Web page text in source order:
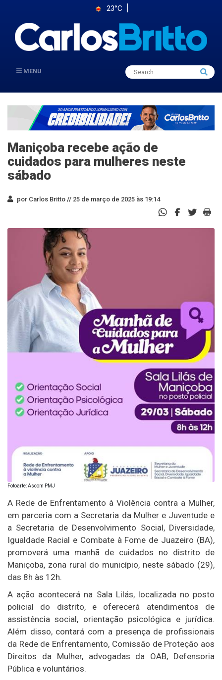
23°C
MENU
Search
for:
Search
Maniçoba recebe ação de
cuidados para mulheres neste
sábado
por Carlos Britto // 25 de março de 2025 às 19:14
Fotoarte: Ascom PMJ
A Rede de Enfrentamento à Violência contra a Mulher,
em parceria com a Secretaria da Mulher e Juventude e
a Secretaria de Desenvolvimento Social, Diversidade,
Igualdade Racial e Combate à Fome de Juazeiro (BA),
promoverá uma manhã de cuidados no distrito de
Maniçoba, zona rural do município, neste sábado (29),
das 8h às 12h.
A ação acontecerá na Sala Lilás, localizada no posto
policial do distrito, e oferecerá atendimentos de
assistência social, orientação psicológica e jurídica.
Além disso, contará com a presença de profissionais
da Rede de Enfrentamento, Comissão de Proteção aos
Direitos da Mulher, advogadas da OAB, Defensoria
Pública e voluntários.